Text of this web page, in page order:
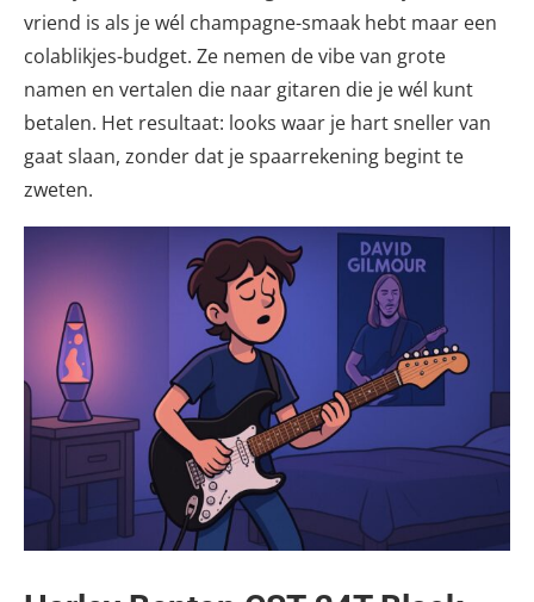
vriend is als je wél champagne-smaak hebt maar een
colablikjes-budget. Ze nemen de vibe van grote
namen en vertalen die naar gitaren die je wél kunt
betalen. Het resultaat: looks waar je hart sneller van
gaat slaan, zonder dat je spaarrekening begint te
zweten.